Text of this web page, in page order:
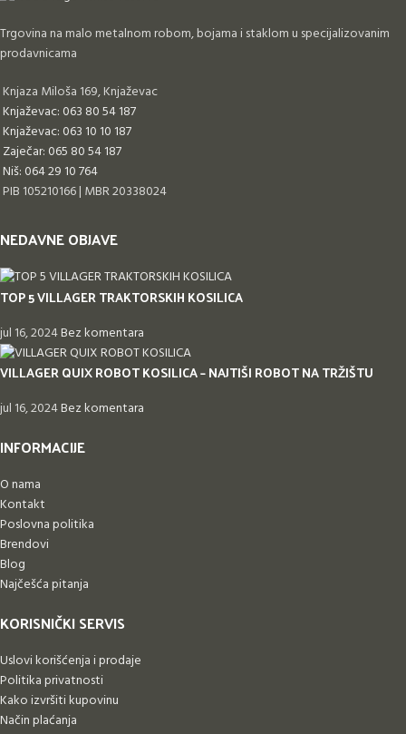
Trgovina na malo metalnom robom, bojama i staklom u specijalizovanim
prodavnicama
Knjaza Miloša 169, Knjaževac
Knjaževac: 063 80 54 187
Knjaževac: 063 10 10 187
Zaječar: 065 80 54 187
Niš: 064 29 10 764
PIB 105210166 | MBR 20338024
NEDAVNE OBJAVE
TOP 5 VILLAGER TRAKTORSKIH KOSILICA
jul 16, 2024Bez komentara
VILLAGER QUIX ROBOT KOSILICA – NAJTIŠI ROBOT NA TRŽIŠTU
jul 16, 2024Bez komentara
INFORMACIJE
O nama
Kontakt
Poslovna politika
Brendovi
Blog
Najčešća pitanja
KORISNIČKI SERVIS
Uslovi korišćenja i prodaje
Politika privatnosti
Kako izvršiti kupovinu
Način plaćanja